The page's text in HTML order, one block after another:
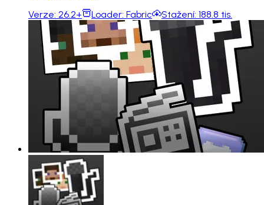
Verze: 26.2+ Loader: Fabric Stažení: 188.8 tis.